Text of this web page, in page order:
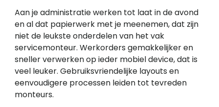
Aan je administratie werken tot laat in de avond
en al dat papierwerk met je meenemen, dat zijn
niet de leukste onderdelen van het vak
servicemonteur. Werkorders gemakkelijker en
sneller verwerken op ieder mobiel device, dat is
veel leuker. Gebruiksvriendelijke layouts en
eenvoudigere processen leiden tot tevreden
monteurs.